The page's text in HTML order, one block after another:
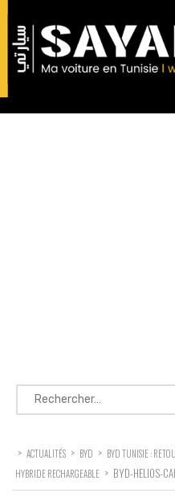
Rechercher :
> ACTUALITÉS > BYD > BYD TUNISIE :
HYBRIDE RECHARGEABLE > BYD-HELIOS-